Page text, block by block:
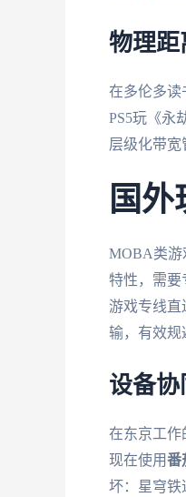
物理距
在多伦多读
PS5玩《永
层级化带宽
国
MOBA类游
特性，需要
游戏专线直
输，有效规
设备协
在东京工作
现在使用番
坏：星穹铁